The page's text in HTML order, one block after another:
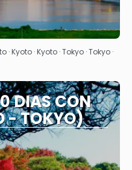
· Kyoto · Kyoto · Tokyo · Tokyo ·
DIAS CON
- TOKYO)